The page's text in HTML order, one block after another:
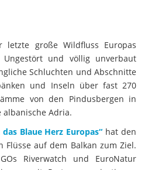
große Wildfluss Europas
Ungestört und völlig unverbaut
Schluchten und Abschnitte
und Inseln über fast 270
von den Pindusbergen in
Adria.
Blaue Herz Europas“ hat den
Flüsse auf dem Balkan zum Ziel.
Riverwatch und EuroNatur